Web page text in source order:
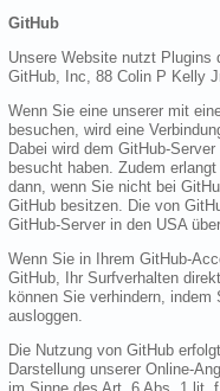
GitHub
Unsere Website nutzt Plugins
GitHub, Inc, 88 Colin P Kelly
Wenn Sie eine unserer mit
besuchen, wird eine
Dabei wird dem GitHub-
besucht haben. Zudem
dann, wenn Sie nicht bei
GitHub besitzen. Die von
GitHub-Server in den USA
Wenn Sie in Ihrem GitHub-
GitHub, Ihr Surfverhalten
können Sie verhindern,
ausloggen.
Die Nutzung von GitHub
Darstellung unserer Online-